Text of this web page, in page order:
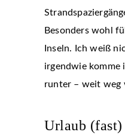
Besonders wohl
Inseln. Ich weiß
irgendwie komme
runter – weit weg
Urlaub